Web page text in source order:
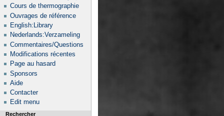
Cours de thermographie
Ouvrages de référence
English:Library
Nederlands:Verzameling
Commentaires/Questions
Modifications récentes
Page au hasard
Sponsors
Aide
Contacter
Edit menu
Rechercher